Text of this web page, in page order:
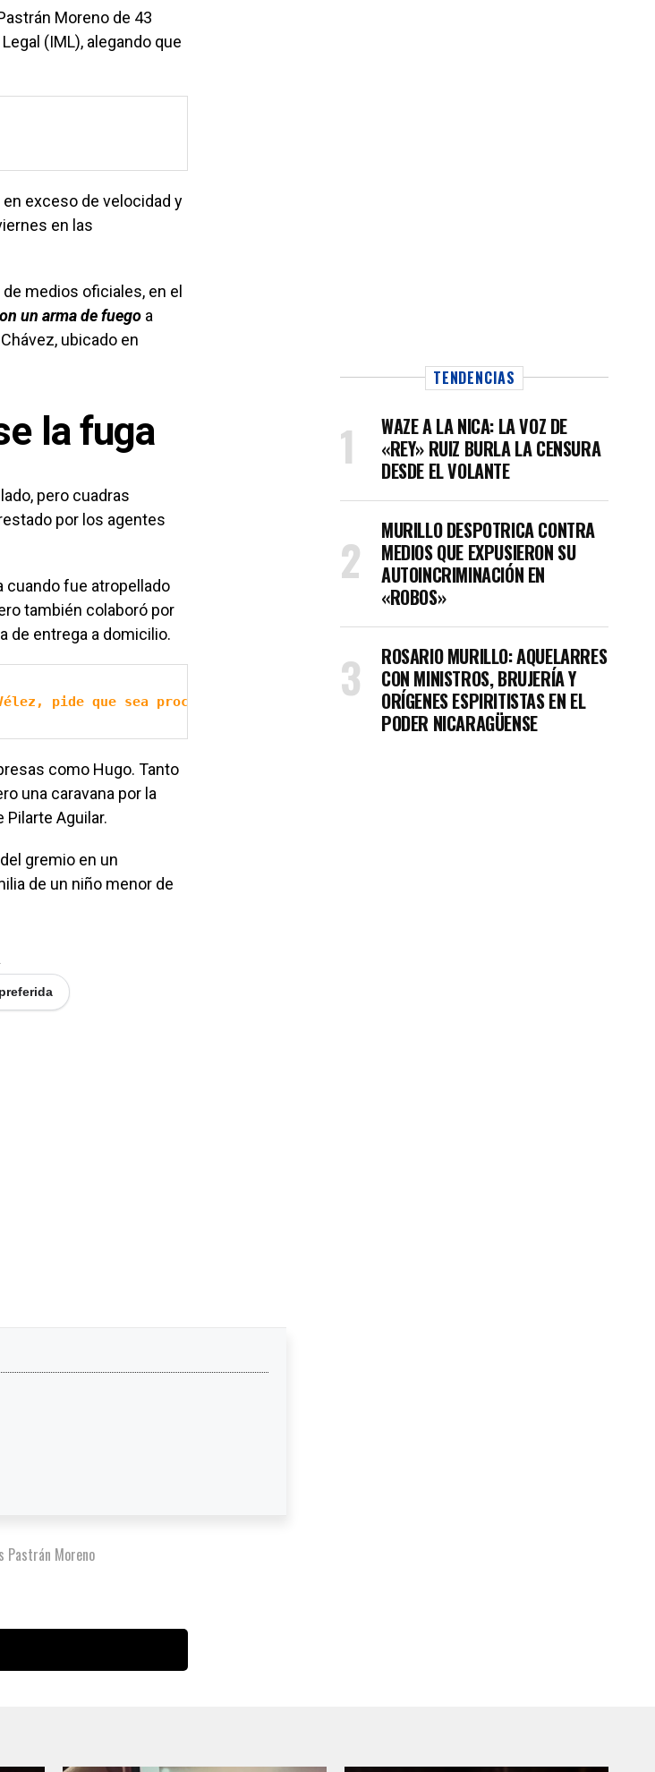
Moreno de 43
(IML), alegando que
exceso de velocidad y
en las
medios oficiales, en el
un arma de fuego a
ubicado en
la fuga
pero cuadras
por los agentes
cuando fue atropellado
también colaboró por
de entrega a domicilio.
pide que sea procesado fuera de la cárcel
como Hugo. Tanto
una caravana por la
Aguilar.
gremio en un
de un niño menor de
Pastrán Moreno
TENDENCIAS
WAZE A LA NICA: LA VOZ DE
«REY» RUIZ BURLA LA CENSURA
DESDE EL VOLANTE
MURILLO DESPOTRICA CONTRA
MEDIOS QUE EXPUSIERON SU
AUTOINCRIMINACIÓN EN
«ROBOS»
ROSARIO MURILLO: AQUELARRES
CON MINISTROS, BRUJERÍA Y
ORÍGENES ESPIRITISTAS EN EL
PODER NICARAGÜENSE